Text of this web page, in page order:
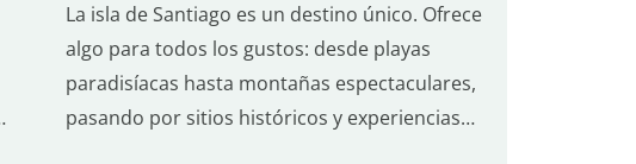
La isla de Santiago es un destino único. Ofrece
algo para todos los gustos: desde playas
paradisíacas hasta montañas espectaculares,
pasando por sitios históricos y experiencias